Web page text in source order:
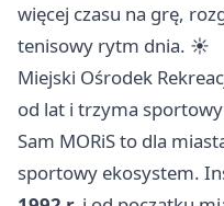
więcej czasu na grę,
tenisowy rytm dnia. ☀️
Miejski Ośrodek
od lat i trzyma
Sam MORiS to dla
sportowy ekosystem.